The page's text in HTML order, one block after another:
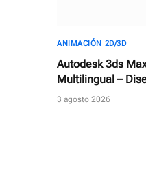
ANIMACIÓN 2D/3D
Autodesk 3ds
Multilingual –
3D
3 agosto 2026